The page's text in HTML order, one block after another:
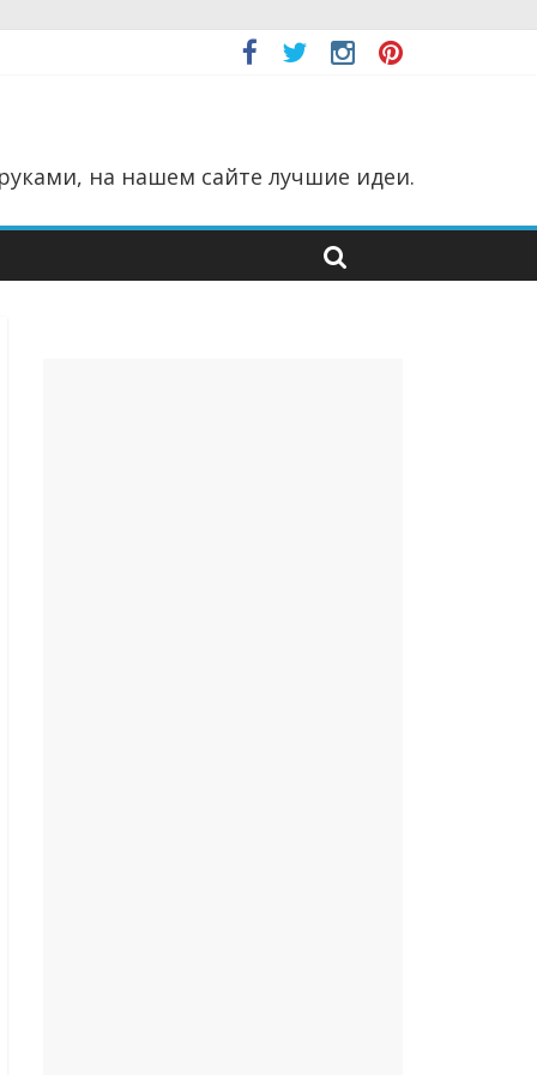
на нашем сайте лучшие идеи.